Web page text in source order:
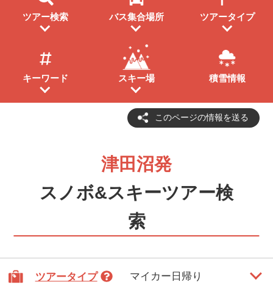
ツアー検索 バス集合場所 ツアータイプ
キーワード スキー場 積雪情報
このページの情報を送る
津田沼発
スノボ&スキーツアー検
索
ツアータイプ